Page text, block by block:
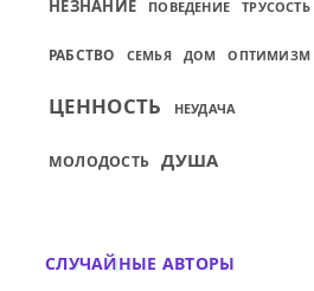
НЕЗНАНИЕ ПОВЕДЕНИЕ ТРУСОСТЬ
РАБСТВО СЕМЬЯ ДОМ ОПТИМИЗМ
ЦЕННОСТЬ НЕУДАЧА
МОЛОДОСТЬ ДУША
СЛУЧАЙНЫЕ АВТОРЫ